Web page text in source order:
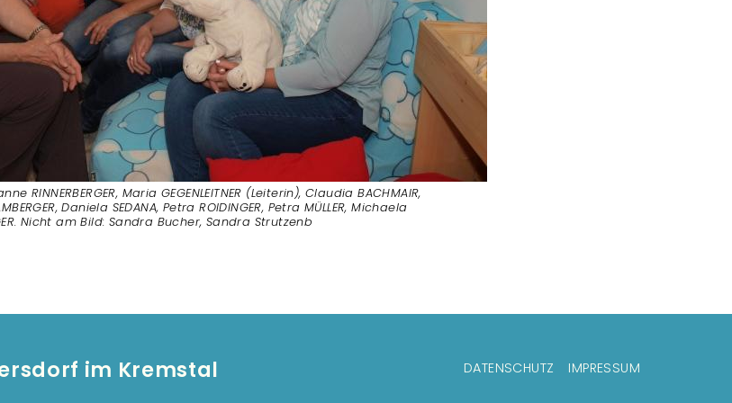
RINNERBERGER, Maria GEGENLEITNER (Leiterin), Claudia BACHMAIR,
Daniela SEDANA, Petra ROIDINGER, Petra MÜLLER, Michaela
Nicht am Bild: Sandra Bucher, Sandra Strutzenb
im Kremstal FußzeilenmenüDATENSCHUTZ IMPRESSUM